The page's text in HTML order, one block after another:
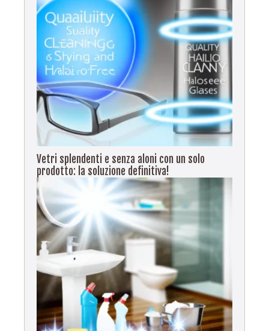
Vetri splendenti e senza aloni con un solo
prodotto: la soluzione definitiva!